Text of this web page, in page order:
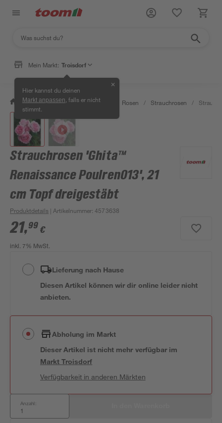
Mein Markt: Troisdorf
Hier kannst du deinen
Markt anpassen , falls er nicht
stimmt.
✕
/ Garten & Freizeit / Pflanzen Rosen / Strauchrosen /
Strauchrosen 'Ghita™
Renaissance Poulren013', 21
cm Topf dreigestäbt
Produktdetails | Artikelnummer:4573638
21,99 €
inkl. 7% MwSt.
Lieferung nach Hause
Diesen Artikel können wir dir online leider nicht
anbieten.
Abholung im Markt
Dieser Artikel ist nicht mehr verfügbar im
MarktTroisdorf
Verfügbarkeit in anderen Märkten
Anzahl: